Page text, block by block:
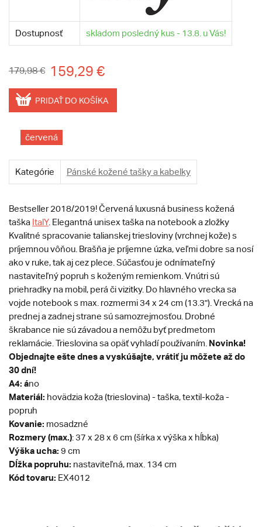
Dostupnosť skladom posledný kus - 13.8. u Vás!
179,98 € 159,29 €
PRIDAŤ DO KOŠÍKA
červená
Kategórie Pánské kožené tašky a kabelky
Bestseller 2018/2019! Červená luxusná business kožená
taška ItalY. Elegantná unisex taška na notebook a zložky
Kvalitné spracovanie talianskej triesloviny (vrchnej kože) s
príjemnou vôňou. Brašňa je príjemne úzka, veľmi dobre sa nosí
ako v ruke, tak aj cez plece. Súčasťou je odnímateľný
nastaviteľný popruh s koženým remienkom. Vnútri sú
priehradky na mobil, perá či vizitky. Do hlavného vrecka sa
vojde notebook s max. rozmermi 34 x 24 cm (13.3"). Vrecká na
prednej a zadnej strane sú samozrejmosťou. Drobné
škrabance nie sú závadou a nemôžu byť predmetom
reklamácie. Trieslovina sa opäť vyhladí používaním. Novinka!
Objednajte ešte dnes a vyskúšajte, vrátiť ju môžete až do
30 dní!
A4: áno
Materiál: hovädzia koža (trieslovina) - taška, textil-koža -
popruh
Kovanie: mosadzné
Rozmery (max.): 37 x 28 x 6 cm (šírka x výška x hĺbka)
Výška ucha: 9 cm
Dĺžka popruhu: nastaviteľná, max. 134 cm
Kód tovaru: EX4012